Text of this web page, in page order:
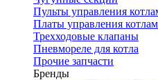
Пульты управления
Платы управления
Трехходовые клапаны
Пневмореле для котла
Прочие запчасти
Бренды